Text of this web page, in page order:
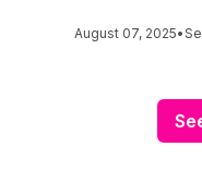
August 07, 2025•